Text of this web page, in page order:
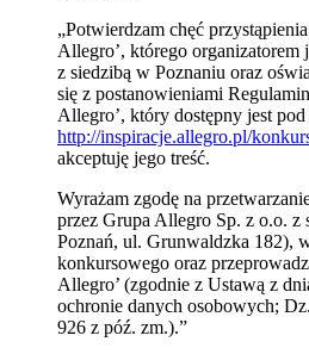
„Potwierdzam chęć
Allegro’, którego organizatorem
z siedzibą w Poznaniu oraz
się z postanowieniami
Allegro’, który dostępny jest
http://inspiracje.allegro.pl/
akceptuję jego treść.
Wyrażam zgodę na
przez Grupa Allegro Sp. z o.o. z
Poznań, ul. Grunwaldzka 182),
konkursowego oraz
Allegro’ (zgodnie z Ustawą z
ochronie danych osobowych;
926 z póź. zm.).”